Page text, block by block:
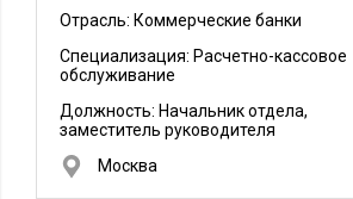
России.3.основы валютного регулирования
физ.и.юр.лиц5.расчетное
обслуживание6.вклады и депозитные
кассовой работы банка, знание всех
аспектов кассовой работы и отчетности;
хранилище, инкассация.
Описание деятельности компании:
Кредитная организация. Обслуживание
Отрасль: Коммерческие банки
Специализация: Расчетно-кассовое
обслуживание
Должность: Начальник отдела,
заместитель руководителя
Москва